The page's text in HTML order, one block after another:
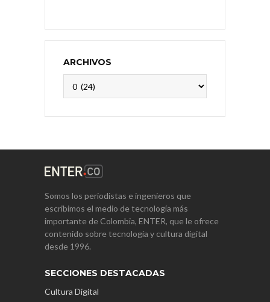
ARCHIVOS
Somos los periodistas e ingenieros que
escribimos el medio de tecnología más
importante de Colombia, ENTER, que le ofrece
contenido sobre tecnología y cultura digital
desde 1996.
SECCIONES DESTACADAS
Cultura Digital